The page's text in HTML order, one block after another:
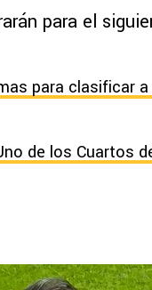
para el
para clasificar
de los Cuartos